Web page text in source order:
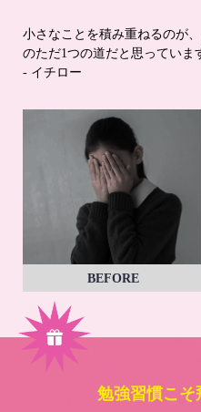
小さなことを積み重ねるのが
のただ1つの道だと思っていま
- イチロー
BEFORE
勉強習慣こそ